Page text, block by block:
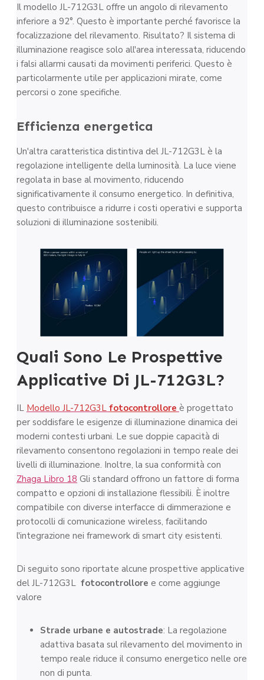
Il modello JL-712G3L offre un angolo di rilevamento
inferiore a 92°. Questo è importante perché favorisce la
focalizzazione del rilevamento. Risultato? Il sistema di
illuminazione reagisce solo all'area interessata, riducendo
i falsi allarmi causati da movimenti periferici. Questo è
particolarmente utile per applicazioni mirate, come
percorsi o zone specifiche.
Efficienza energetica
Un'altra caratteristica distintiva del JL-712G3L è la
regolazione intelligente della luminosità. La luce viene
regolata in base al movimento, riducendo
significativamente il consumo energetico. In definitiva,
questo contribuisce a ridurre i costi operativi e supporta
soluzioni di illuminazione sostenibili.
Quali Sono Le Prospettive
Applicative Di JL-712G3L?
IL Modello JL-712G3L fotocontrollore è progettato
per soddisfare le esigenze di illuminazione dinamica dei
moderni contesti urbani. Le sue doppie capacità di
rilevamento consentono regolazioni in tempo reale dei
livelli di illuminazione. Inoltre, la sua conformità con
Zhaga Libro 18 Gli standard offrono un fattore di forma
compatto e opzioni di installazione flessibili. È inoltre
compatibile con diverse interfacce di dimmerazione e
protocolli di comunicazione wireless, facilitando
l'integrazione nei framework di smart city esistenti.
Di seguito sono riportate alcune prospettive applicative
del JL-712G3L fotocontrollore e come aggiunge
valore
Strade urbane e autostrade: La regolazione
adattiva basata sul rilevamento del movimento in
tempo reale riduce il consumo energetico nelle ore
non di punta.